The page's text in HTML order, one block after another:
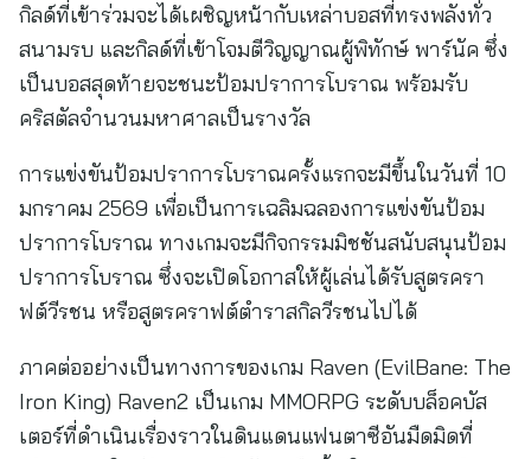
กิลด์ที่เข้าร่วมจะได้เผชิญหน้ากับเหล่าบอสที่ทรงพลังทั่ว
สนามรบ และกิลด์ที่เข้าโจมตีวิญญาณผู้พิทักษ์ พาร์นัค ซึ่ง
เป็นบอสสุดท้ายจะชนะป้อมปราการโบราณ พร้อมรับ
คริสตัลจำนวนมหาศาลเป็นรางวัล
การแข่งขันป้อมปราการโบราณครั้งแรกจะมีขึ้นในวันที่ 10
มกราคม 2569 เพื่อเป็นการเฉลิมฉลองการแข่งขันป้อม
ปราการโบราณ ทางเกมจะมีกิจกรรมมิชชันสนับสนุนป้อม
ปราการโบราณ ซึ่งจะเปิดโอกาสให้ผู้เล่นได้รับสูตรครา
ฟต์วีรชน หรือสูตรคราฟต์ตำราสกิลวีรชนไปได้
ภาคต่ออย่างเป็นทางการของเกม Raven (EvilBane: The
Iron King) Raven2 เป็นเกม MMORPG ระดับบล็อคบัส
เตอร์ที่ดำเนินเรื่องราวในดินแดนแฟนตาซีอันมืดมิดที่